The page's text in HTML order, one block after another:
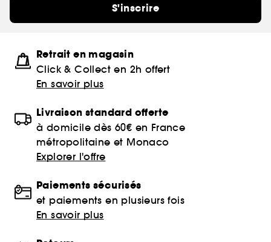
S'inscrire
Retrait en magasin
Click & Collect en 2h offert
En savoir plus
Livraison standard offerte
à domicile dès 60€ en France
métropolitaine et Monaco
Explorer l'offre
Paiements sécurisés
et paiements en plusieurs fois
En savoir plus